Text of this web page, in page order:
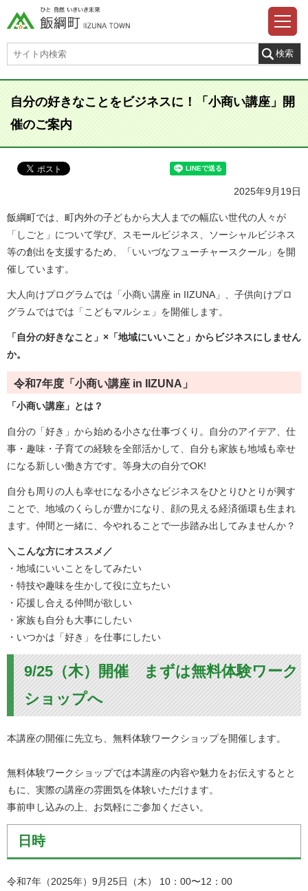
自分の好きなことをビジネスに！「小商い講座」開
催のご案内
2025年9月19日
飯綱町では、町内外の子どもから大人までの幅広い世代の人々が
「しごと」について学び、スモールビジネス、ソーシャルビジネス
等の創出を支援するため、「いいづなフューチャースクール」を開
催しています。
大人向けプログラムでは「小商い講座 in IIZUNA」、子供向けプロ
グラムではでは「こどもマルシェ」を開催します。
「自分の好きなこと」×「地域にいいこと」からビジネスにしません
か。
令和7年度「小商い講座 in IIZUNA」
「小商い講座」とは？
自分の「好き」から始める小さな仕事づくり。自分のアイデア、仕
事・趣味・子育ての経験を全部活かして、自分も家族も地域も幸せ
になる新しい働き方です。等身大の自分でOK!
自分も周りの人も幸せになる小さなビジネスをひとりひとりが興す
ことで、地域のくらしが豊かになり、顔の見える経済循環も生まれ
ます。仲間と一緒に、今やれることで一歩踏み出してみませんか？
＼こんな方にオススメ／
・地域にいいことをしてみたい
・特技や趣味を生かして役に立ちたい
・応援し合える仲間が欲しい
・家族も自分も大事にしたい
・いつかは「好き」を仕事にしたい
9/25（木）開催 まずは無料体験ワーク
ショップへ
本講座の開催に先立ち、無料体験ワークショップを開催します。
無料体験ワークショップでは本講座の内容や魅力をお伝えするとと
もに、実際の講座の雰囲気を体験いただけます。
事前申し込みの上、お気軽にご参加ください。
日時
令和7年（2025年）9月25日（木） 10：00〜12：00